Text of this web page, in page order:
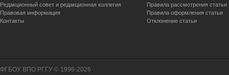
Редакционный совет и редакционная коллегия
Правовая информация
Контакты
Правила рассмотрения статьи
Правила оформления статьи
Отклонение статьи
ФГБОУ ВПО РГГУ © 1996-2026